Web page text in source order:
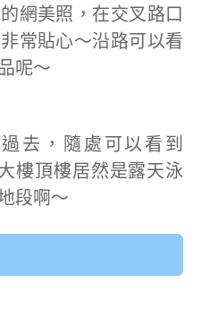
網美照，在交叉路口
常貼心～沿路可以看
呢～
去，隨處可以看到
樓頂樓居然是露天泳
段啊～